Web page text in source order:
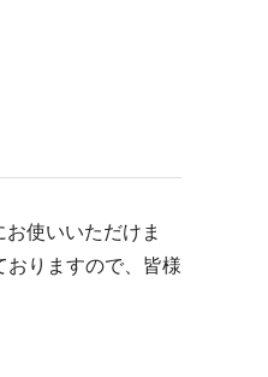
使いいただけま
りますので、皆様